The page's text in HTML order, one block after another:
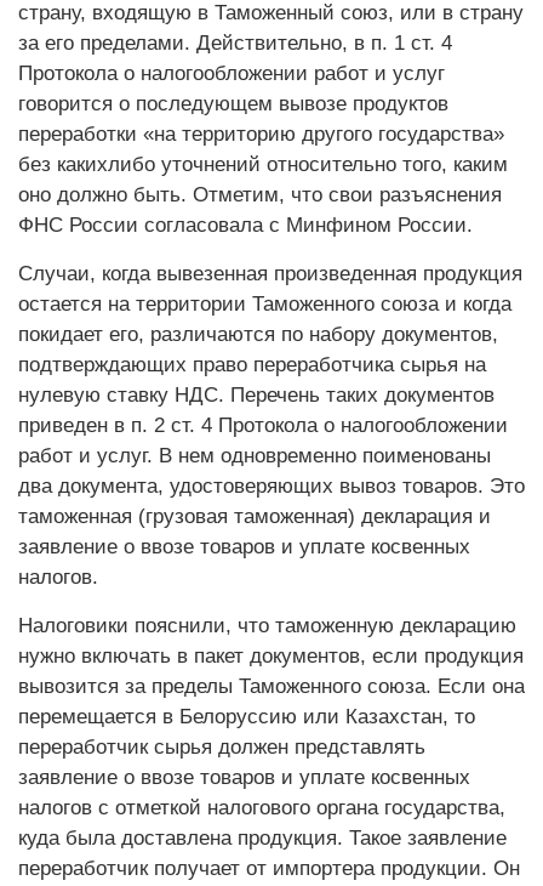
страну, входящую в Таможенный союз, или в страну
за его пределами. Действительно, в п. 1 ст. 4
Протокола о налогообложении работ и услуг
говорится о последующем вывозе продуктов
переработки «на территорию другого государства»
без каких­либо уточнений относительно того, каким
оно должно быть. Отметим, что свои разъяснения
ФНС России согласовала с Минфином России.
Случаи, когда вывезенная произведенная продукция
остается на территории Таможенного союза и когда
покидает его, различаются по набору документов,
подтверждающих право переработчика сырья на
нулевую ставку НДС. Перечень таких документов
приведен в п. 2 ст. 4 Протокола о налогообложении
работ и услуг. В нем одновременно поименованы
два документа, удостоверяющих вывоз товаров. Это
таможенная (грузовая таможенная) декларация и
заявление о ввозе товаров и уплате косвенных
налогов.
Налоговики пояснили, что таможенную декларацию
нужно включать в пакет документов, если продукция
вывозится за пределы Таможенного союза. Если она
перемещается в Белоруссию или Казахстан, то
переработчик сырья должен представлять
заявление о ввозе товаров и уплате косвенных
налогов с отметкой налогового органа государства,
куда была доставлена продукция. Такое заявление
переработчик получает от импортера продукции. Он